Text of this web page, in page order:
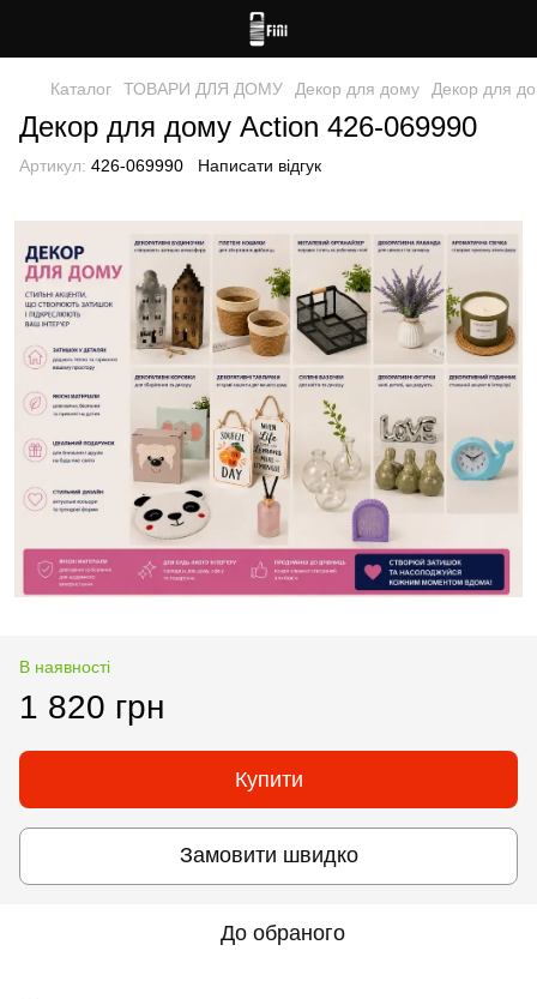
Каталог ТОВАРИ ДЛЯ ДОМУ Декор для дому Декор для
Декор для дому Action 426-069990
Артикул: 426-069990 Написати відгук
В наявності
1 820 грн
Купити
Замовити швидко
До обраного